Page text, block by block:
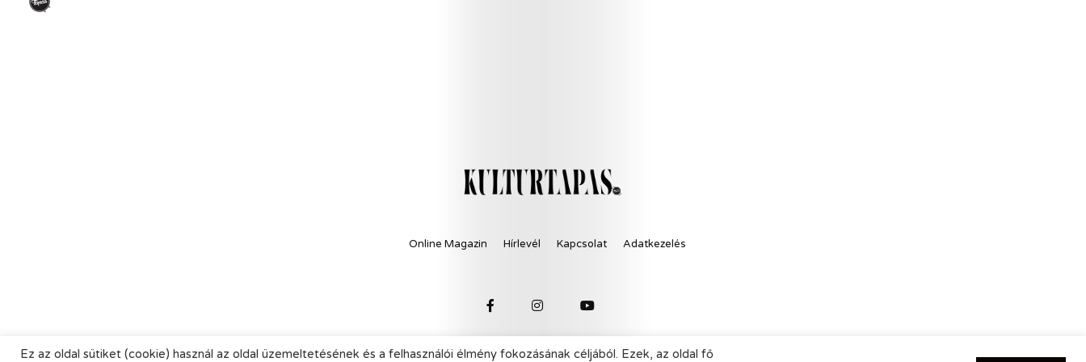
Online Magazin Hírlevél Kapcsolat Adatkezelés
© 2021 KultúrTapas - All Rights Reserved.
Ez az oldal sütiket (cookie) használ az oldal üzemeltetésének és a felhasználói élmény fokozásának céljából. Ezek, az oldal fő